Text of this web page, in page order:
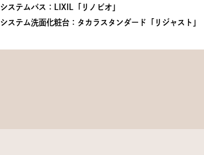
システムバス：LIXIL「リノビオ」
システム洗面化粧台：タカラスタンダード「リジャスト」